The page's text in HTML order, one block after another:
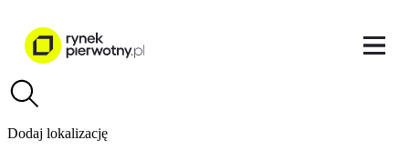
Dodaj lokalizację